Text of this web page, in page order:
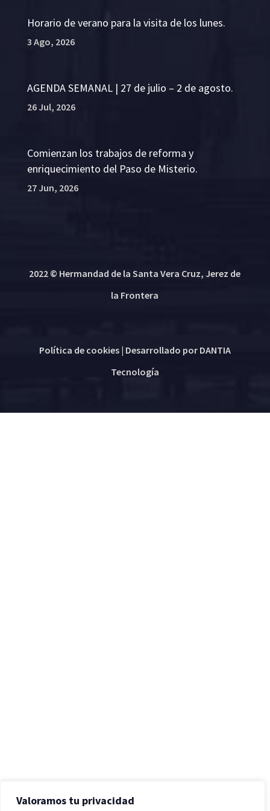
Valoramos tu privacidad
Horario de verano para la visita de los lunes.
3 Ago, 2026
AGENDA SEMANAL | 27 de julio – 2 de agosto.
26 Jul, 2026
Comienzan los trabajos de reforma y
enriquecimiento del Paso de Misterio.
27 Jun, 2026
2022 © Hermandad de la Santa Vera Cruz, Jerez de
la Frontera
Política de cookies| Desarrollado por DANTIA
Tecnología